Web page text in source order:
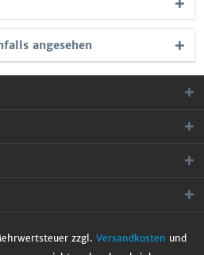
angesehen
zzgl. Versandkosten und